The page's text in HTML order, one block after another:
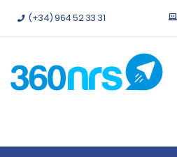
Pruébalo gratis sin compromiso.
(+34) 964 52 33 31